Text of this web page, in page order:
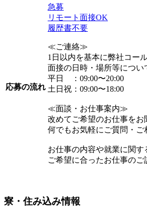
応募の流れ
急募
リモート面接OK
履歴書不要
≪ご連絡≫
1日以内を基本に弊社コー
面接の日時・場所等につい
平日 ：09:00〜20:00
土日祝：09:00〜18:00
≪面談・お仕事案内≫
改めてご希望のお仕事をお
何でもお気軽にご質問・ご
お仕事の内容や就業に関す
ご希望に合ったお仕事のご
寮・住み込み情報